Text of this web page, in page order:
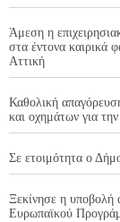
Άμεση η
στα έντονα καιρικά
Αττική
Καθολική
και οχημάτων για
Σε ετοιμότητα ο
Ξεκίνησε η υποβολή
Ευρωπαϊκού